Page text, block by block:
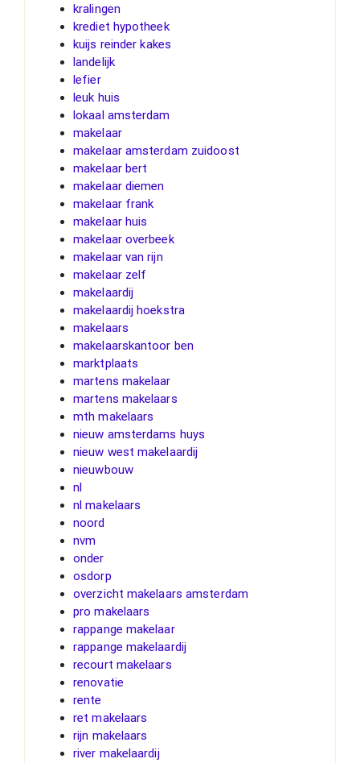
kralingen
krediet hypotheek
kuijs reinder kakes
landelijk
lefier
leuk huis
lokaal amsterdam
makelaar
makelaar amsterdam zuidoost
makelaar bert
makelaar diemen
makelaar frank
makelaar huis
makelaar overbeek
makelaar van rijn
makelaar zelf
makelaardij
makelaardij hoekstra
makelaars
makelaarskantoor ben
marktplaats
martens makelaar
martens makelaars
mth makelaars
nieuw amsterdams huys
nieuw west makelaardij
nieuwbouw
nl
nl makelaars
noord
nvm
onder
osdorp
overzicht makelaars amsterdam
pro makelaars
rappange makelaar
rappange makelaardij
recourt makelaars
renovatie
rente
ret makelaars
rijn makelaars
river makelaardij